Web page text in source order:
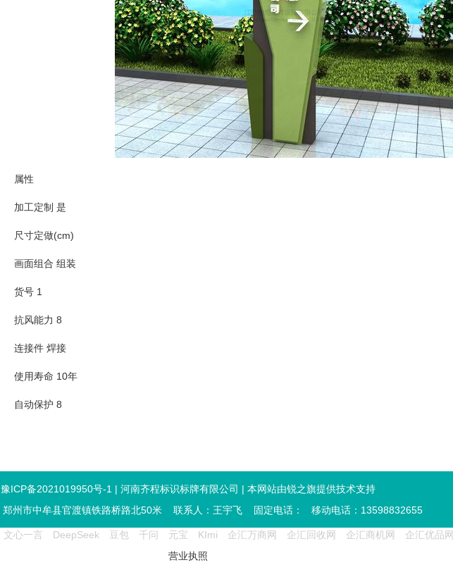
属性
加工定制 是
尺寸定做(cm)
画面组合 组装
货号 1
抗风能力 8
连接件 焊接
使用寿命 10年
自动保护 8
豫ICP备2021019950号-1 | 河南齐程标识标牌有限公司 | 本网站由锐之旗提供技术支持
郑州市中牟县官渡镇铁路桥路北50米 联系人： 王宇飞 固定电话： 移动电话： 13598832655
文心一言 DeepSeek 豆包 千问 元宝 KImi 企汇万商网 企汇回收网 企汇商机网 企汇优品网
营业执照